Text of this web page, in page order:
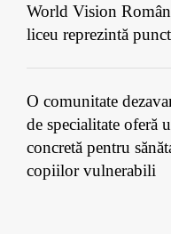
World Vision
liceu reprezintă
O comunitate
de specialitate oferă
concretă pentru
copiilor vulnerabili